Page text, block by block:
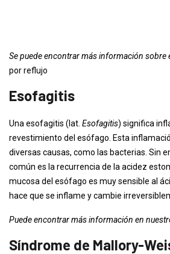
Se puede encontrar más información sobre
por reflujo
Esofagitis
Una esofagitis (lat. Esofagitis) significa
revestimiento del esófago. Esta
diversas causas, como las bacterias. Sin
común es la recurrencia de la acidez
mucosa del esófago es muy sensible al
hace que se inflame y cambie
Puede encontrar más información en
Síndrome de Mallory-